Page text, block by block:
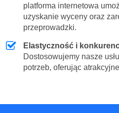
platforma internetowa
uzyskanie wyceny oraz
przeprowadzki.
Elastyczność i
Dostosowujemy nasze
potrzeb, oferując